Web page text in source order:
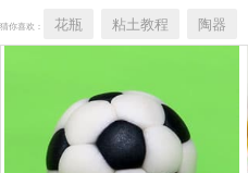
猜你喜欢： 花瓶 粘土教程 陶器